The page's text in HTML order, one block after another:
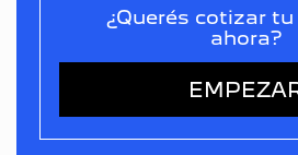
¿Querés cotizar
ahora?